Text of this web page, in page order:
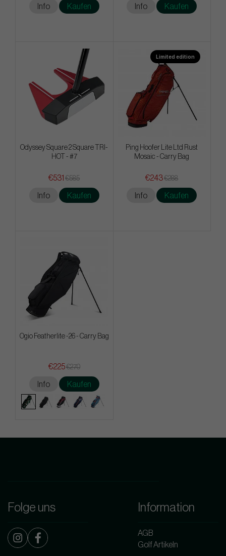
Info Kaufen Info Kaufen
Odyssey Square 2 Square TRI-
HOT - #7
€531 €585
Info Kaufen
Limited edition
Ping Hoofer Lite Ltd Rust
Mosaic - Carry Bag
€243€288
Info Kaufen
Ogio Featherlite -26 - Carry Bag
€225€270
Info Kaufen
Folge uns Information
AGB
Golf Artikeln